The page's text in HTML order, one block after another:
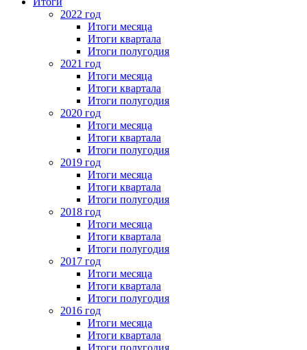
2022 год
Итоги месяца
Итоги квартала
Итоги полугодия
2021 год
Итоги месяца
Итоги квартала
Итоги полугодия
2020 год
Итоги месяца
Итоги квартала
Итоги полугодия
2019 год
Итоги месяца
Итоги квартала
Итоги полугодия
2018 год
Итоги месяца
Итоги квартала
Итоги полугодия
2017 год
Итоги месяца
Итоги квартала
Итоги полугодия
2016 год
Итоги месяца
Итоги квартала
Итоги полугодия